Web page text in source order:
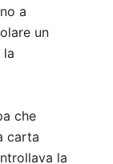
a
un
la
che
carta
la